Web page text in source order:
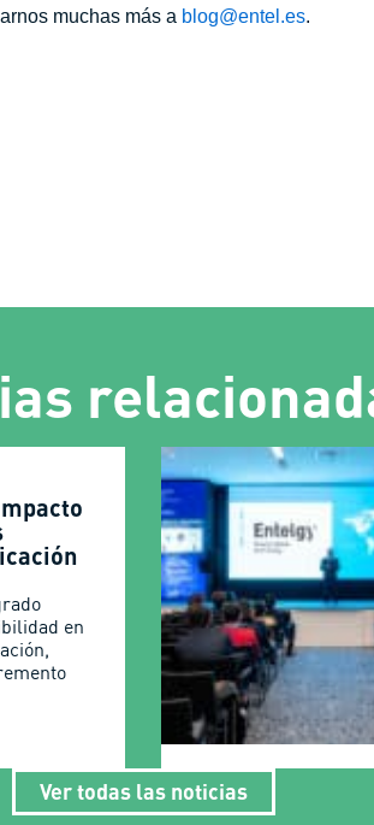
muchas más a blog@entel.es.
en
Ver todas las noticias